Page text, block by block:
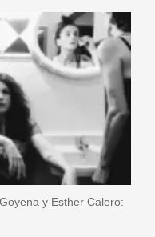
y Esther Calero: